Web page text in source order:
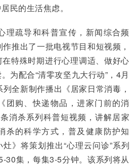
民的生活焦虑。
理疏导和科普宣传，新闻综合频
推出了一批电视节目和短视频，
特殊时期进行心理调适、做好心
为配合“清零攻坚九大行动”，4月
全新制作播出《居家日常消毒，
团购、快递物品，进家门前的消
消杀系列科普短视频，讲解居家
杀的科学方式，普及健康防护知
》将策划推出“心理云问诊”系列
30集，每集3-5分钟。该系列将从